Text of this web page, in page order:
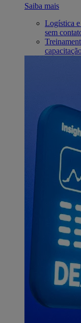
Saiba mais
Logística e
sem